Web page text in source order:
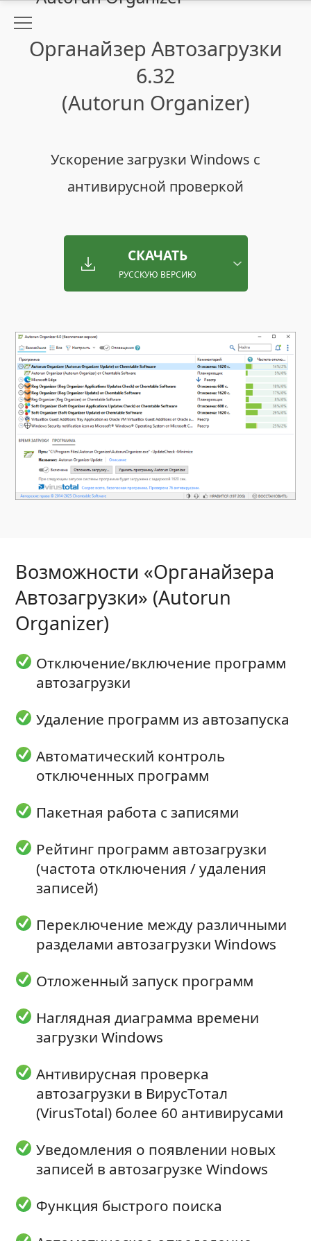
Органайзер Автозагрузки
6.32
(Autorun Organizer)
Ускорение загрузки Windows с
антивирусной проверкой
СКАЧАТЬ
РУССКУЮ ВЕРСИЮ
Возможности «Органайзера
Автозагрузки» (Autorun
Organizer)
Отключение/включение программ
автозагрузки
Удаление программ из автозапуска
Автоматический контроль
отключенных программ
Пакетная работа с записями
Рейтинг программ автозагрузки
(частота отключения / удаления
записей)
Переключение между различными
разделами автозагрузки Windows
Отложенный запуск программ
Наглядная диаграмма времени
загрузки Windows
Антивирусная проверка
автозагрузки в ВирусТотал
(VirusTotal) более 60 антивирусами
Уведомления о появлении новых
записей в автозагрузке Windows
Функция быстрого поиска